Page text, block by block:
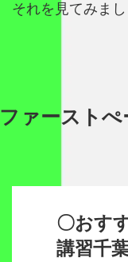
それを見てみま
ファースト
〇おす
講習千葉